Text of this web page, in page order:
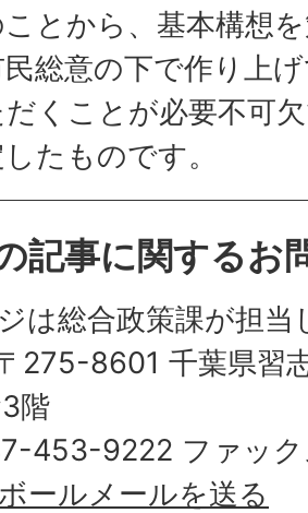
とから、基本構想
総意の下で作り上
くことが必要不可
たものです。
記事に関するお
は総合政策課が担当
275-8601 千葉県習
階
453-9222 ファッ
ールメールを送る